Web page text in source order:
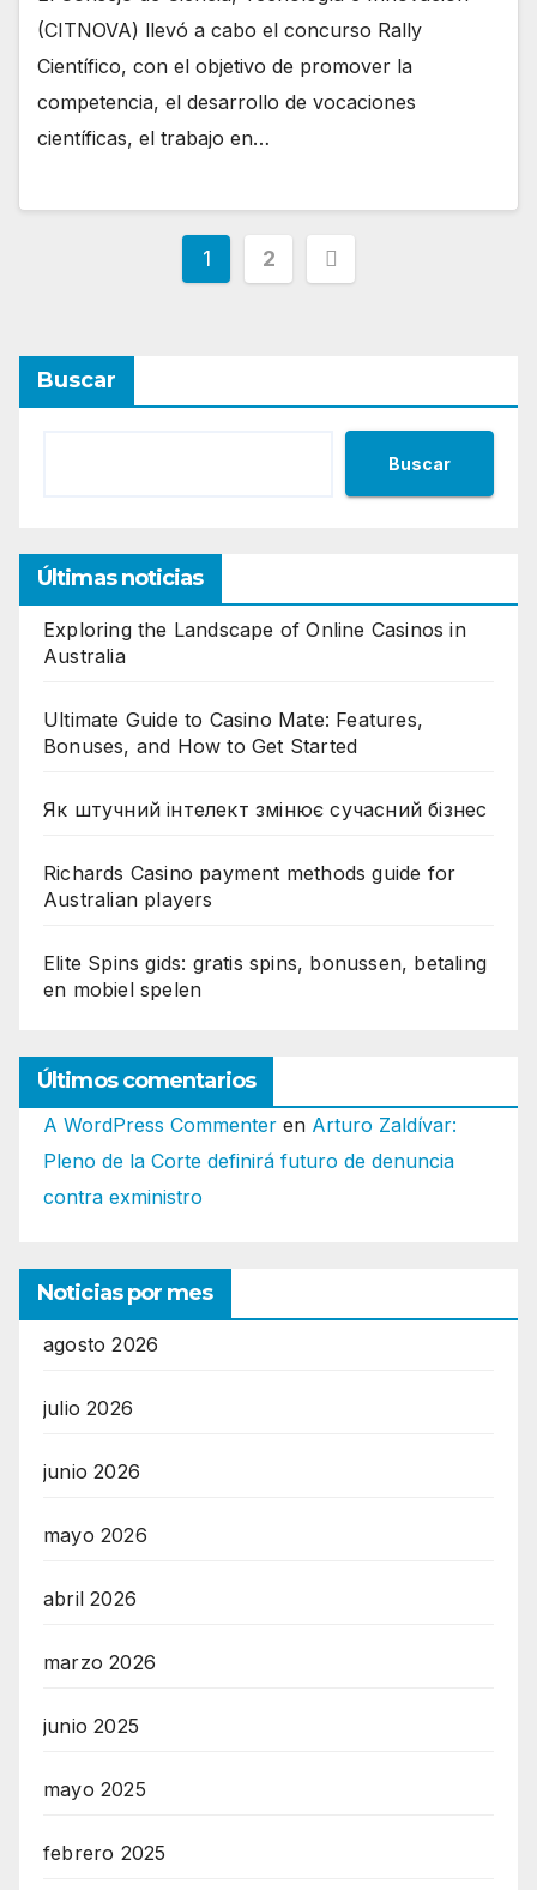
(CITNOVA) llevó a cabo el concurso Rally
Científico, con el objetivo de promover la
competencia, el desarrollo de vocaciones
científicas, el trabajo en…
Posts
1 2
Buscar
Buscar
Últimas noticias
Exploring the Landscape of Online Casinos in
Australia
Ultimate Guide to Casino Mate: Features,
Bonuses, and How to Get Started
Як штучний інтелект змінює сучасний бізнес
Richards Casino payment methods guide for
Australian players
Elite Spins gids: gratis spins, bonussen, betaling
en mobiel spelen
Últimos comentarios
A WordPress Commenter en Arturo Zaldívar:
Pleno de la Corte definirá futuro de denuncia
contra exministro
Noticias por mes
agosto 2026
julio 2026
junio 2026
mayo 2026
abril 2026
marzo 2026
junio 2025
mayo 2025
febrero 2025